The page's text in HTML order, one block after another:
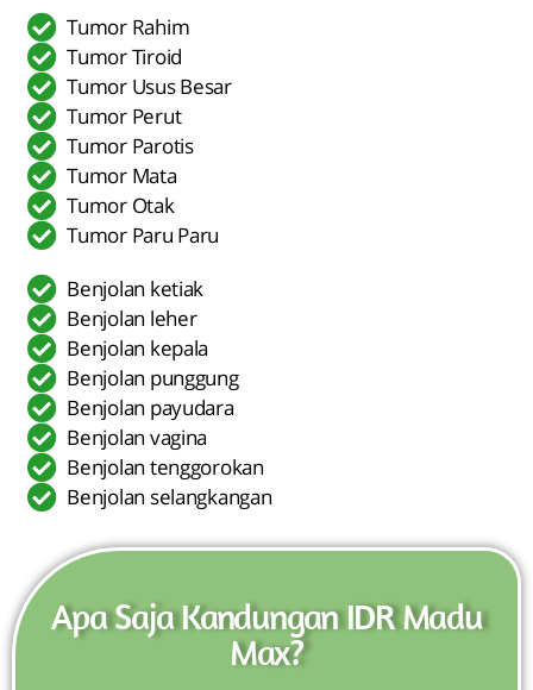
Tumor Rahim
Tumor Tiroid
Tumor Usus Besar
Tumor Perut
Tumor Parotis
Tumor Mata
Tumor Otak
Tumor Paru Paru
Benjolan ketiak
Benjolan leher
Benjolan kepala
Benjolan punggung
Benjolan payudara
Benjolan vagina
Benjolan tenggorokan
Benjolan selangkangan
Apa Saja Kandungan IDR Madu
Max?